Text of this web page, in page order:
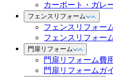
カーポート・ガレ
フェンスリフォーム
フェンスリフォー
フェンスリフォー
門扉リフォーム
門扉リフォーム費
門扉リフォームガ